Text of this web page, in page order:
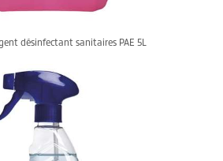
désinfectant sanitaires PAE 5L